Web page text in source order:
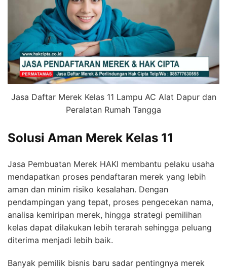
Jasa Daftar Merek Kelas 11 Lampu AC Alat Dapur dan
Peralatan Rumah Tangga
Solusi Aman Merek Kelas 11
Jasa Pembuatan Merek HAKI membantu pelaku usaha
mendapatkan proses pendaftaran merek yang lebih
aman dan minim risiko kesalahan. Dengan
pendampingan yang tepat, proses pengecekan nama,
analisa kemiripan merek, hingga strategi pemilihan
kelas dapat dilakukan lebih terarah sehingga peluang
diterima menjadi lebih baik.
Banyak pemilik bisnis baru sadar pentingnya merek